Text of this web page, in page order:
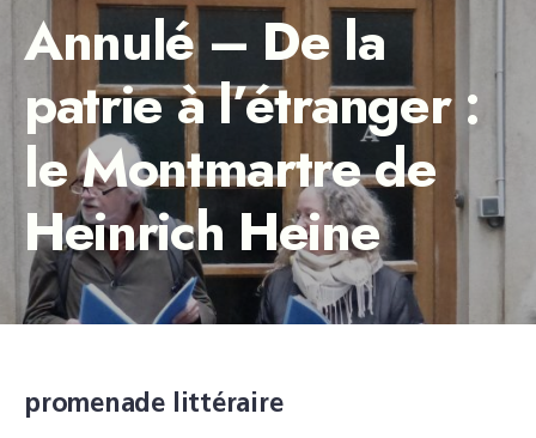
Annulé – De la
patrie à l’étranger :
le Montmartre de
Heinrich Heine
promenade littéraire